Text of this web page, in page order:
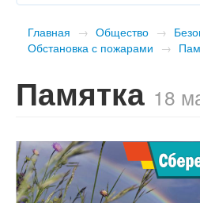
Главная → Общество →
Обстановка с пожарами →
Памятка 18